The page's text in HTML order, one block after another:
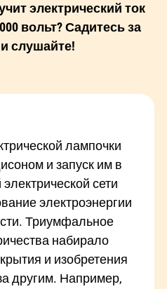
электрический ток
вольт? Садитесь за
слушайте!
лампочки
и запуск им в
сети
электроэнергии
Триумфальное
набирало
и изобретения
другим. Например,